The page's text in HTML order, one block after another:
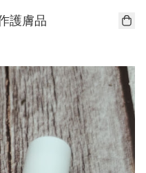
護膚品